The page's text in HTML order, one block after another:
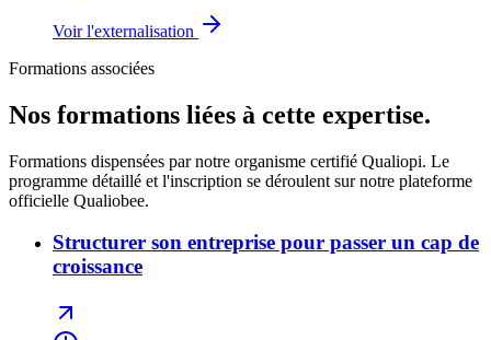
Voir l'externalisation
Formations associées
Nos formations liées à cette expertise.
Formations dispensées par notre organisme certifié Qualiopi. Le
programme détaillé et l'inscription se déroulent sur notre plateforme
officielle Qualiobee.
Structurer son entreprise pour passer un cap de
croissance